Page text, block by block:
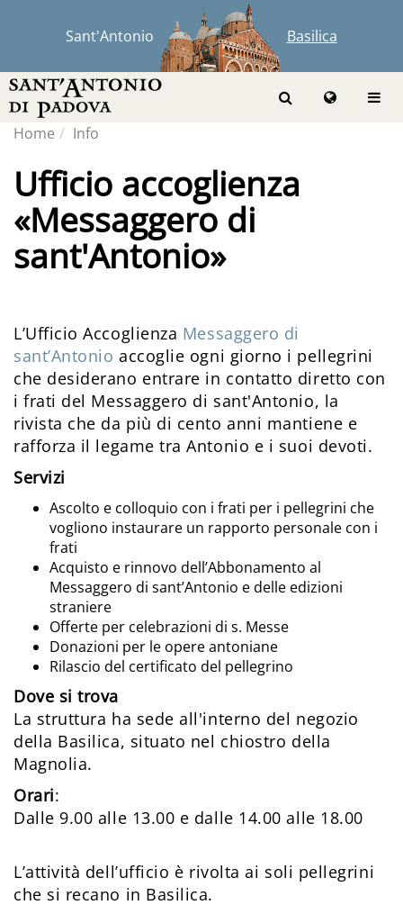
Sant'Antonio Basilica
Home Info
Ufficio accoglienza
«Messaggero di
sant'Antonio»
L’Ufficio Accoglienza Messaggero di
sant’Antonio accoglie ogni giorno i pellegrini
che desiderano entrare in contatto diretto con
i frati del Messaggero di sant'Antonio, la
rivista che da più di cento anni mantiene e
rafforza il legame tra Antonio e i suoi devoti.
Servizi
Ascolto e colloquio con i frati per i pellegrini che
vogliono instaurare un rapporto personale con i
frati
Acquisto e rinnovo dell’Abbonamento al
Messaggero di sant’Antonio e delle edizioni
straniere
Offerte per celebrazioni di s. Messe
Donazioni per le opere antoniane
Rilascio del certificato del pellegrino
Dove si trova
La struttura ha sede all'interno del negozio
della Basilica, situato nel chiostro della
Magnolia.
Orari:
Dalle 9.00 alle 13.00 e dalle 14.00 alle 18.00
L’attività dell’ufficio è rivolta ai soli pellegrini
che si recano in Basilica.